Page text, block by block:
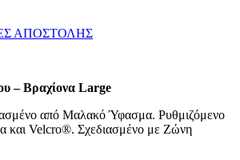
ΑΠΟΣΤΟΛΗΣ
– Βραχίονα Large
από Μαλακό Ύφασμα. Ρυθμιζόμενο
και Velcro®. Σχεδιασμένο με Ζώνη